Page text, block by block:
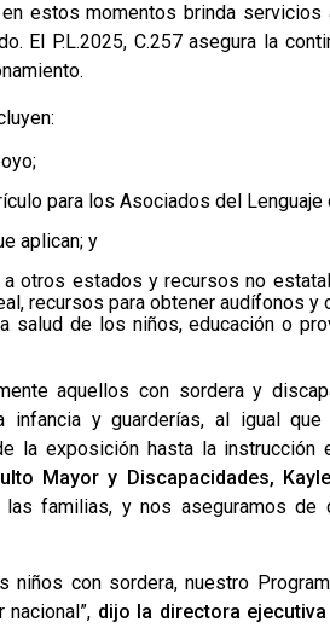
estos momentos brinda
El P.L.2025, C.257 asegura la
para los Asociados del Lenguaje
aplican; y
otros estados y recursos no
recursos para obtener audífonos
salud de los niños, educación o
aquellos con sordera y
y guarderías, al igual
la exposición hasta la instrucción
Mayor y Discapacidades,
las familias, y nos aseguramos
niños con sordera, nuestro
dijo la directora